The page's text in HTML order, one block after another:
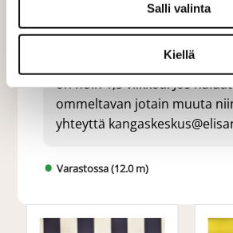
Salli valinta
Kiellä
Mittausohje-sivultalöydät
laskukaavion. Ompelutyön
on noin 1,5 viikkoa. Jos haluat
ommeltavan jotain muuta
yhteyttä
Varastossa (12.0 m)